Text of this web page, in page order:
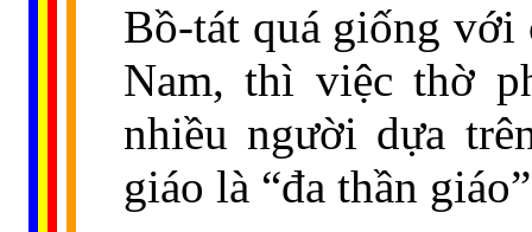
Bồ-tát quá giống với
Nam, thì việc thờ
nhiều người dựa
giáo là “đa thần